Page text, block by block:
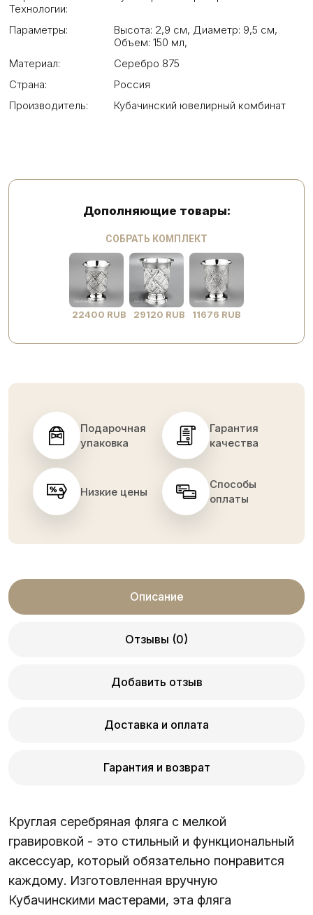
Технологии:
Параметры: Высота: 2,9 см, Диаметр: 9,5 см,
Объем: 150 мл,
Материал:
Серебро 875
Страна:
Россия
Производитель:
Кубачинский ювелирный комбинат
Дополняющие товары:
СОБРАТЬ КОМПЛЕКТ
22400 RUB 29120 RUB 11676 RUB
Подарочная
упаковка
Гарантия
качества
Низкие цены
Способы
оплаты
Описание
Отзывы (0)
Добавить отзыв
Доставка и оплата
Гарантия и возврат
Круглая серебряная фляга с мелкой
гравировкой - это стильный и функциональный
аксессуар, который обязательно понравится
каждому. Изготовленная вручную
Кубачинскими мастерами, эта фляга